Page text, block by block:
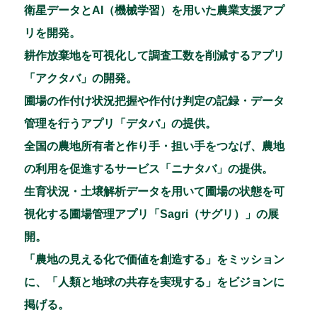
衛星データとAI（機械学習）を用いた農業支援アプ
リを開発。
耕作放棄地を可視化して調査工数を削減するアプリ
「アクタバ」の開発。
圃場の作付け状況把握や作付け判定の記録・データ
管理を行うアプリ「デタバ」の提供。
全国の農地所有者と作り手・担い手をつなげ、農地
の利用を促進するサービス「ニナタバ」の提供。
生育状況・土壌解析データを用いて圃場の状態を可
視化する圃場管理アプリ「Sagri（サグリ）」の展
開。
「農地の見える化で価値を創造する」をミッション
に、「人類と地球の共存を実現する」をビジョンに
掲げる。